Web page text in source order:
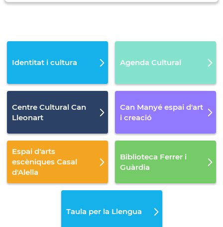
Identitat i cultura Agenda Cultural
Centre Cultural Can
Lleonart
Can Manyé espai d'art
i creació
Espai d'arts
escèniques Casal
d'Alella
Biblioteca Ferrer i
Guàrdia
Taula per la Llengua